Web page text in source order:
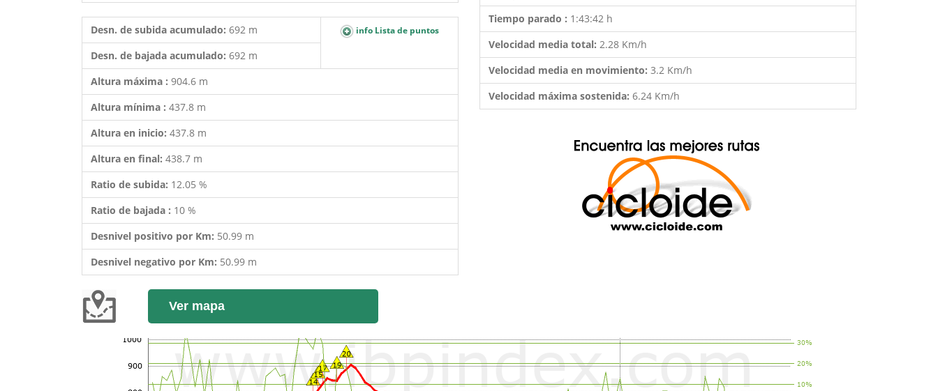
Desn. de subida acumulado: 692 m info Lista de puntos
Desn. de bajada acumulado: 692 m
Altura máxima : 904.6 m
Altura mínima : 437.8 m
Altura en inicio: 437.8 m
Altura en final: 438.7 m
Ratio de subida: 12.05 %
Ratio de bajada : 10 %
Desnivel positivo por Km: 50.99 m
Desnivel negativo por Km: 50.99 m
Tiempo parado : 1:43:42 h
Velocidad media total: 2.28 Km/h
Velocidad media en movimiento: 3.2 Km/h
Velocidad máxima sostenida: 6.24 Km/h
Ver mapa